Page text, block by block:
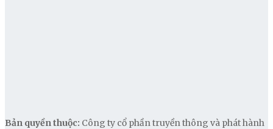
Bản quyền thuộc: Công ty cổ phần truyền thông và phát hành